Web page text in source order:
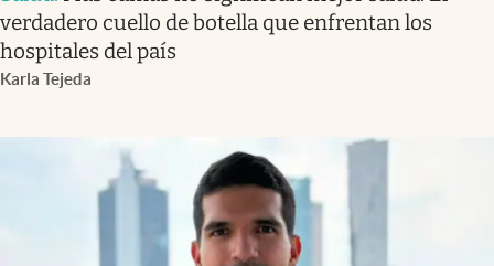
verdadero cuello de botella que enfrentan los
hospitales del país
Karla Tejeda